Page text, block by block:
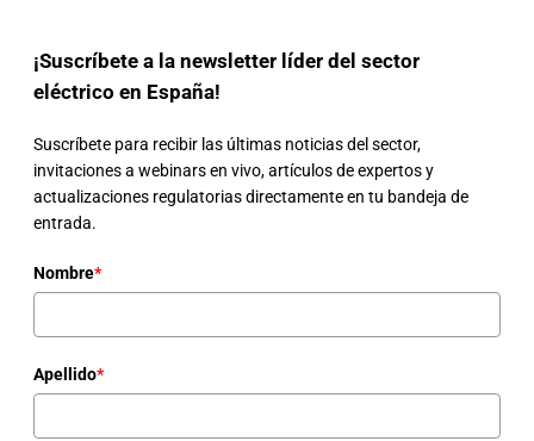
¡Suscríbete a la newsletter líder del sector
eléctrico en España!
Suscríbete para recibir las últimas noticias del sector,
invitaciones a webinars en vivo, artículos de expertos y
actualizaciones regulatorias directamente en tu bandeja de
entrada.
Nombre*
Apellido*